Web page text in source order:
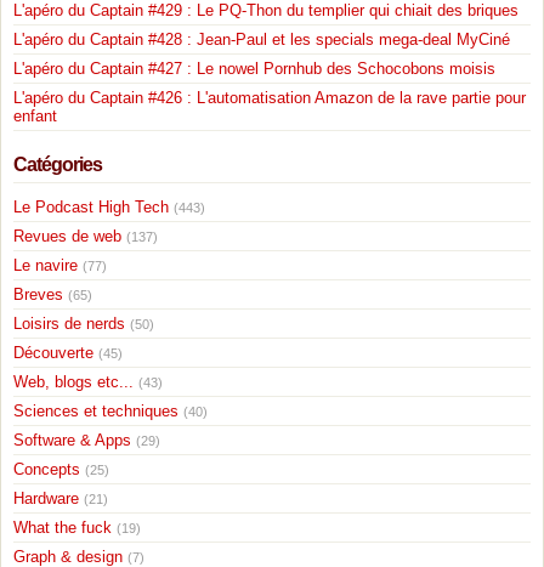
L'apéro du Captain #429 : Le PQ-Thon du templier qui chiait des briques
L'apéro du Captain #428 : Jean-Paul et les specials mega-deal MyCiné
L'apéro du Captain #427 : Le nowel Pornhub des Schocobons moisis
L'apéro du Captain #426 : L'automatisation Amazon de la rave partie pour
enfant
Catégories
Le Podcast High Tech (443)
Revues de web (137)
Le navire (77)
Breves (65)
Loisirs de nerds (50)
Découverte (45)
Web, blogs etc... (43)
Sciences et techniques (40)
Software & Apps (29)
Concepts (25)
Hardware (21)
What the fuck (19)
Graph & design (7)